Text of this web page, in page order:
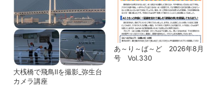
大桟橋で飛鳥Ⅱを撮影_弥生台
カメラ講座
あ～り～ば～ど 2026年8月
号 Vol.330